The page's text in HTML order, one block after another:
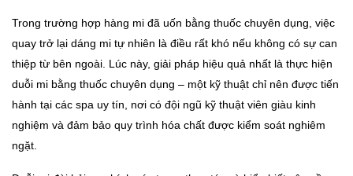
Trong trường hợp hàng mi đã uốn bằng thuốc chuyên dụng, việc
quay trở lại dáng mi tự nhiên là điều rất khó nếu không có sự can
thiệp từ bên ngoài. Lúc này, giải pháp hiệu quả nhất là thực hiện
duỗi mi bằng thuốc chuyên dụng – một kỹ thuật chỉ nên được tiến
hành tại các spa uy tín, nơi có đội ngũ kỹ thuật viên giàu kinh
nghiệm và đảm bảo quy trình hóa chất được kiểm soát nghiêm
ngặt.